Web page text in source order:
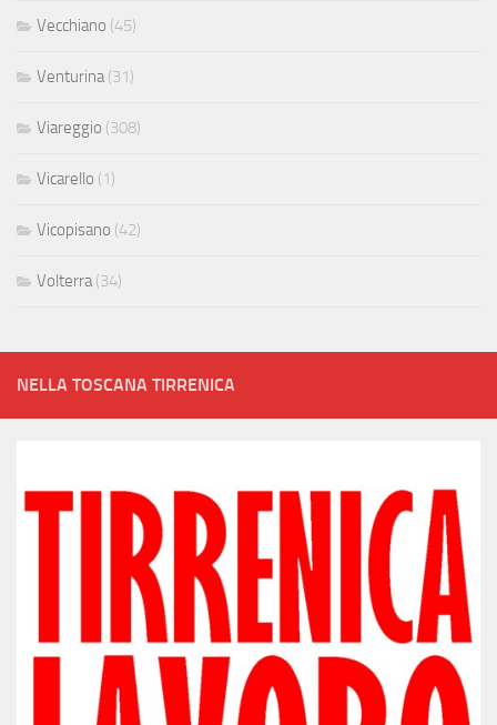
Vecchiano (45)
Venturina (31)
Viareggio (308)
Vicarello (1)
Vicopisano (42)
Volterra (34)
NELLA TOSCANA TIRRENICA